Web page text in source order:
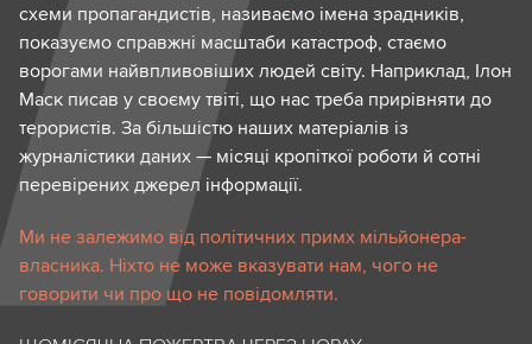
схеми пропагандистів, називаємо імена зрадників,
показуємо справжні масштаби катастроф, стаємо
ворогами найвпливовіших людей світу. Наприклад, Ілон
Маск писав у своєму твіті, що нас треба прирівняти до
терористів. За більшістю наших матеріалів із
журналістики даних — місяці кропіткої роботи й сотні
перевірених джерел інформації.
Ми не залежимо від політичних примх мільйонера-
власника. Ніхто не може вказувати нам, чого не
говорити чи про що не повідомляти.